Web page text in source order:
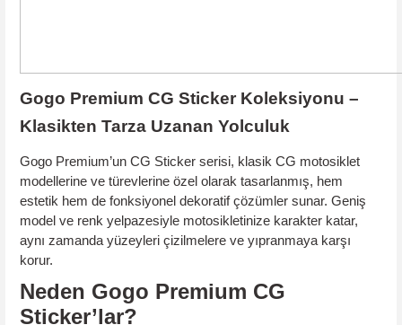
Gogo Premium CG Sticker Koleksiyonu –
Klasikten Tarza Uzanan Yolculuk
Gogo Premium’un CG Sticker serisi, klasik CG motosiklet
modellerine ve türevlerine özel olarak tasarlanmış, hem
estetik hem de fonksiyonel dekoratif çözümler sunar. Geniş
model ve renk yelpazesiyle motosikletinize karakter katar,
aynı zamanda yüzeyleri çizilmelere ve yıpranmaya karşı
korur.
Neden Gogo Premium CG
Sticker’lar?